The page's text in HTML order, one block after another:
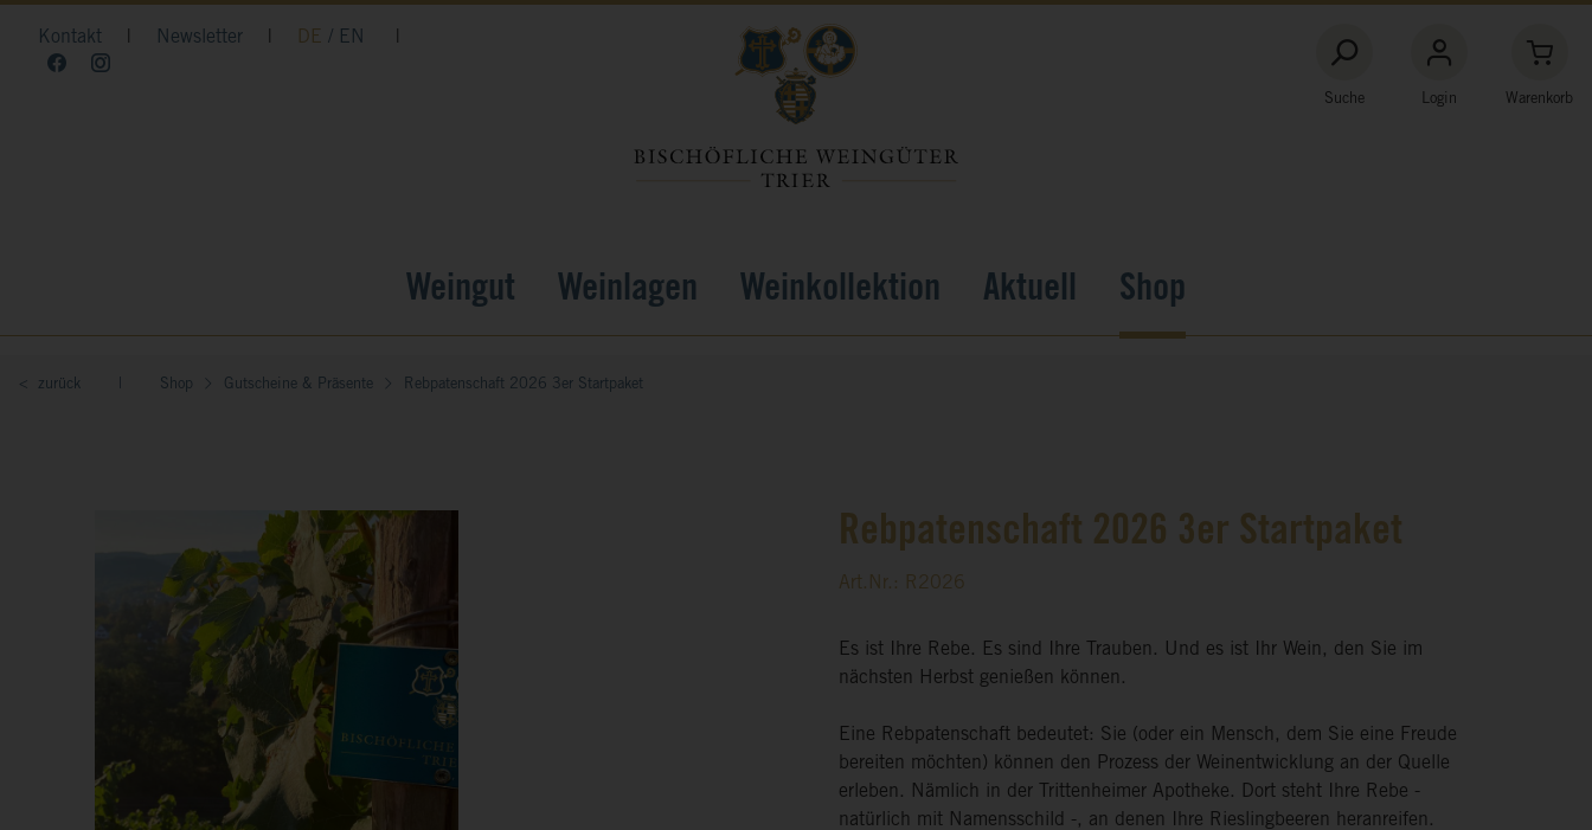
Kontakt Newsletter DE EN
Suche Login Warenkorb
Weingut Weinlagen Weinkollektion Aktuell Shop
< zurück Shop Gutscheine & Präsente Rebpatenschaft 2026 3er Startpaket
Rebpatenschaft 2026 3er Startpaket
Art.Nr.: R2026
Es ist Ihre Rebe. Es sind Ihre Trauben. Und es ist Ihr Wein, den Sie im
nächsten Herbst genießen können.
Eine Rebpatenschaft bedeutet: Sie (oder ein Mensch, dem Sie eine Freude
bereiten möchten) können den Prozess der Weinentwicklung an der Quelle
erleben. Nämlich in der Trittenheimer Apotheke. Dort steht Ihre Rebe -
natürlich mit Namensschild -, an denen Ihre Rieslingbeeren heranreifen.